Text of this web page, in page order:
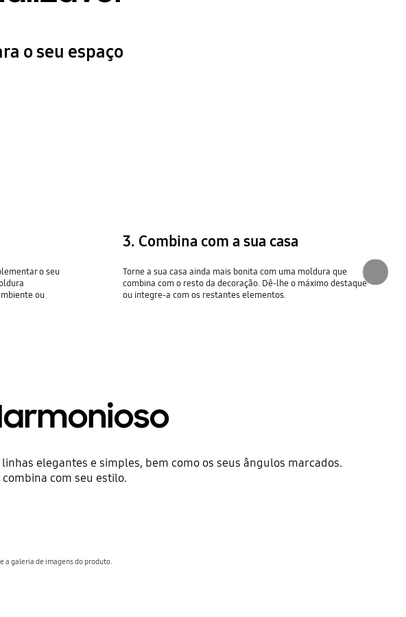
o seu espaço
o seu
ou
3. Combina com a sua casa
Torne a sua casa ainda mais bonita com uma moldura que
combina com o resto da decoração. Dê-lhe o máximo destaque
ou integre-a com os restantes elementos.
elegantes e simples, bem como os seus ângulos marcados.
com seu estilo.
a galeria de imagens do produto.